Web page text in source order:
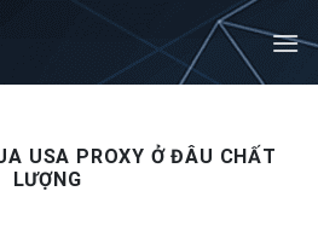
USA PROXY Ở ĐÂU CHẤT
LƯỢNG